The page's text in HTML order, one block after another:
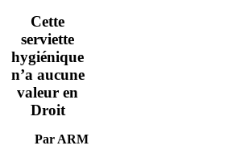
Cette
serviette
hygiénique
n’a aucune
valeur en
Droit
Par ARM